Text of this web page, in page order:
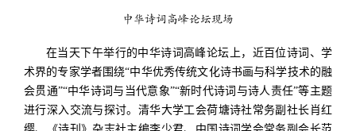
中华诗词高峰论坛现场
在当天下午举行的中华诗词高峰论坛上，近百位诗词、学
术界的专家学者围绕“中华优秀传统文化诗书画与科学技术的融
会贯通”“中华诗词与当代意象”“新时代诗词与诗人责任”等主题
进行深入交流与探讨。清华大学工会荷塘诗社常务副社长肖红